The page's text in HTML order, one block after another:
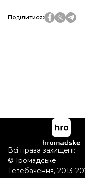
Поділитися:
Всі права захищені:
© Громадське
Телебачення, 2013-